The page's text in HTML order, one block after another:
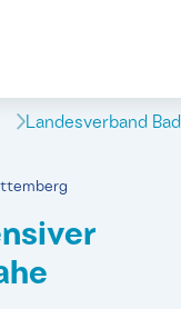
Landesverband